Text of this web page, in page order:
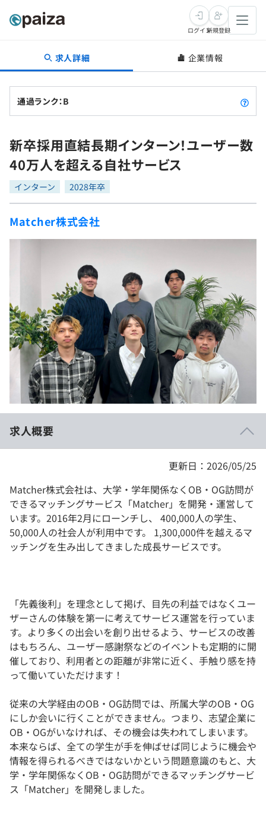
転職・キャリア
転職成功ガイド
転職エージェント
インタビュー
転職成功ガイド
新卒就活
求人検索
本選考
インターン
イベント・セミナー
インタビュー
就活成功ガイド
学習
問題集
リファレンス
プラン
個人向けプラン
法人向けプラン
契約内容・クーポン
プログラミング言語
再チャレンジ結果一覧
ゲーム・マンガ
note
ログイン新規登録
求人詳細 企業情報
通過ランク：B
新卒採用直結長期インターン！ユーザー数
40万人を超える自社サービス
インターン 2028年卒
Matcher株式会社
求人概要
更新日：2026/05/25
Matcher株式会社は、大学・学年関係なくOB・OG訪問が
できるマッチングサービス「Matcher」を開発・運営して
います。2016年2月にローンチし、 400,000人の学生、
50,000人の社会人が利用中です。 1,300,000件を越えるマ
ッチングを生み出してきました成長サービスです。
「先義後利」を理念として掲げ、目先の利益ではなくユー
ザーさんの体験を第一に考えてサービス運営を行っていま
す。より多くの出会いを創り出せるよう、サービスの改善
はもちろん、ユーザー感謝祭などのイベントも定期的に開
催しており、利用者との距離が非常に近く、手触り感を持
って働いていただけます！
従来の大学経由のOB・OG訪問では、所属大学のOB・OG
にしか会いに行くことができません。つまり、志望企業に
OB・OGがいなければ、その機会は失われてしまいます。
本来ならば、全ての学生が手を伸ばせば同じように機会や
情報を得られるべきではないかという問題意識のもと、大
学・学年関係なくOB・OG訪問ができるマッチングサービ
ス「Matcher」を開発しました。